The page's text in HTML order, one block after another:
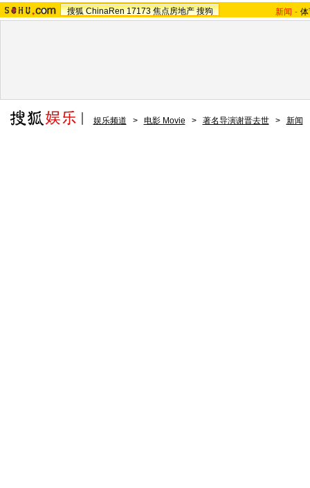
搜狐 ChinaRen 17173 焦点房地产 搜狗 新闻 -
娱乐频道 > 电影 Movie > 著名导演谢晋去世 > 新闻